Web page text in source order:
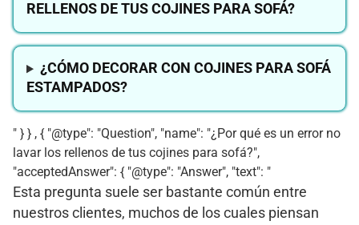
RELLENOS DE TUS COJINES PARA SOFÁ?
¿CÓMO DECORAR CON COJINES PARA SOFÁ
ESTAMPADOS?
" } } , { "@type": "Question", "name": "¿Por qué es un error no
lavar los rellenos de tus cojines para sofá?",
"acceptedAnswer": { "@type": "Answer", "text": "
Esta pregunta suele ser bastante común entre
nuestros clientes, muchos de los cuales piensan